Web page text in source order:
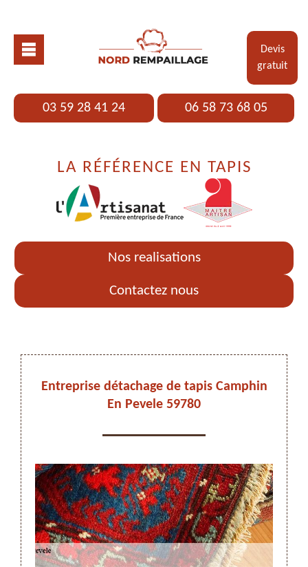
Devis
gratuit
03 59 28 41 24 06 58 73 68 05
LA RÉFÉRENCE EN TAPIS
Nos realisations
Contactez nous
Entreprise détachage de tapis Camphin
En Pevele 59780